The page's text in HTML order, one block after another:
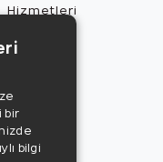
Hizmetleri
bir
bilgi